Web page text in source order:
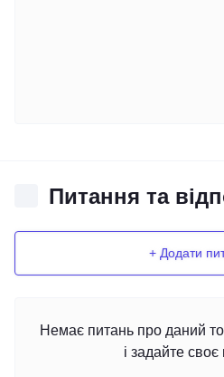
Питання та
+ Додати
Немає питань про даний
і задайте